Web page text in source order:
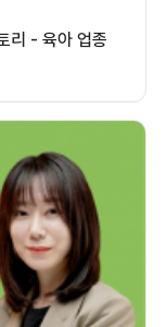
리 - 육아 업종